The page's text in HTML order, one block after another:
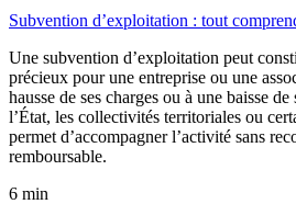
Subvention d’exploitation : tout
Une subvention d’exploitation peut
précieux pour une entreprise ou une
hausse de ses charges ou à une baisse
l’État, les collectivités territoriales ou
permet d’accompagner l’activité sans
remboursable.
6 min